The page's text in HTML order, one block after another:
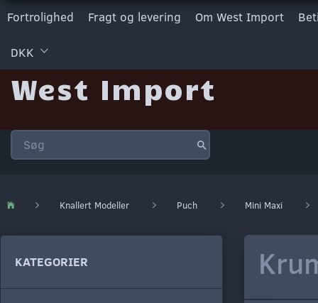
Fortrolighed Fragt og levering Om West Import
DKK
West Import
Knallert Modeller Puch Mini Maxi
KATEGORIER